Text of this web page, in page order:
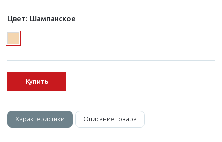
Цвет: Шампанское
Купить
Характеристики Описание товара